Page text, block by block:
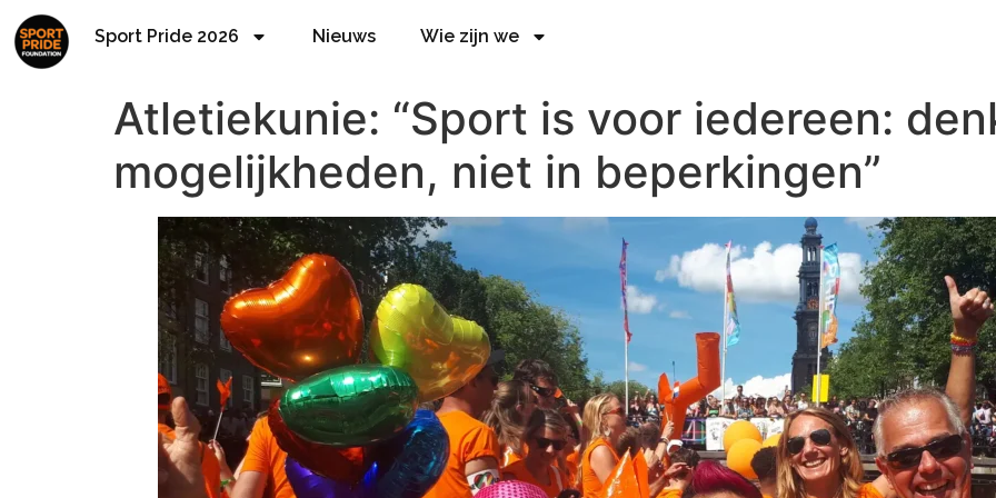
Sport Pride 2026 Nieuws Wie zijn we
Atletiekunie: “Sport is voor iedereen:
mogelijkheden, niet in beperkingen”